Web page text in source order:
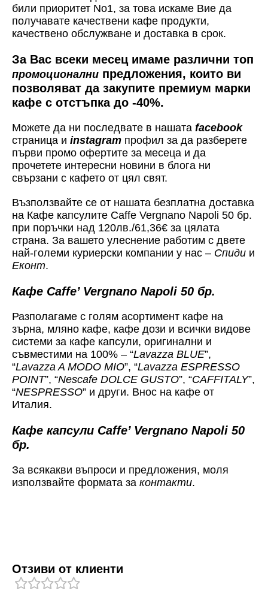
били приоритет No1, за това искаме Вие да
получавате качествени кафе продукти,
качествено обслужване и доставка в срок.
За Вас всеки месец имаме различни топ
промоционални предложения, които ви
позволяват да закупите премиум марки
кафе с отстъпка до -40%.
Можете да ни последвате в нашата facebook
страница и instagram профил за да разберете
първи промо офертите за месеца и да
прочетете интересни новини в блога ни
свързани с кафето от цял свят.
Възползвайте се от нашата безплатна доставка
на Кафе капсулите Caffe Vergnano Napoli 50 бр.
при поръчки над 120лв./61,36€ за цялата
страна. За вашето улеснение работим с двете
най-големи куриерски компании у нас – Спиди и
Еконт.
Кафе Caffe’ Vergnano Napoli 50 бр.
Разполагаме с голям асортимент кафе на
зърна, мляно кафе, кафе дози и всички видове
системи за кафе капсули, оригинални и
съвместими на 100% – “Lavazza BLUE”,
“Lavazza A MODO MIO”, “Lavazza ESPRESSO
POINT”, “Nescafe DOLCE GUSTO”, “CAFFITALY”,
“NESPRESSO” и други. Внос на кафе от
Италия.
Кафе капсули Caffe’ Vergnano Napoli 50
бр.
За всякакви въпроси и предложения, моля
използвайте формата за контакти.
Отзиви от клиенти